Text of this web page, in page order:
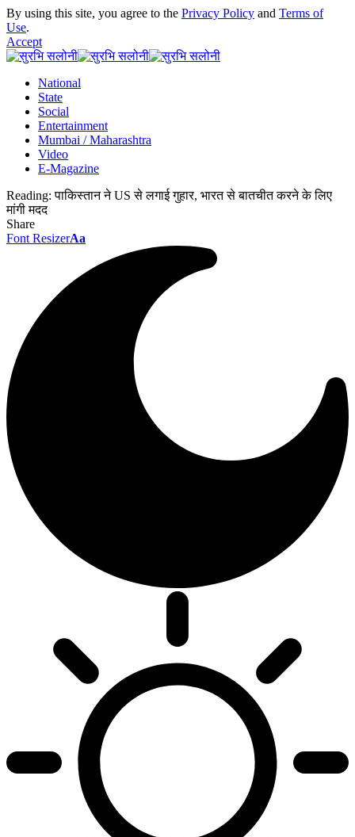
By using this site, you agree to the Privacy Policy and Terms of
Use.
Accept
National
State
Social
Entertainment
Mumbai / Maharashtra
Video
E-Magazine
Reading: पाकिस्तान ने US से लगाई गुहार, भारत से बातचीत करने के लिए
मांगी मदद
Share
Font ResizerAa